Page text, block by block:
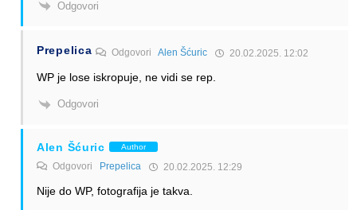
Odgovori
Prepelica OdgovoriAlen Šćuric 20.02.2025. 12:02
WP je lose iskropuje, ne vidi se rep.
Odgovori
Alen Šćuric Author
Odgovori Prepelica 20.02.2025. 12:29
Nije do WP, fotografija je takva.